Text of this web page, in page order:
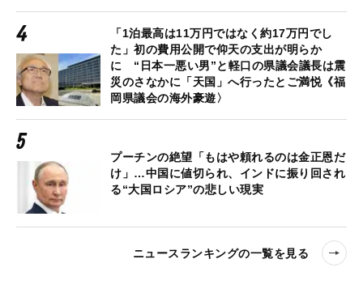
「1泊最高は11万円ではなく約17万円でし
た」初の費用公開で仰天の支出が明らか
に “日本一悪い男”と軽口の県議会議長は震
災のさなかに「天国」へ行ったとご満悦《福
岡県議会の海外豪遊〉
プーチンの絶望「もはや頼れるのは金正恩だ
け」…中国に値切られ、インドに振り回され
る“大国ロシア”の悲しい現実
ニュースランキングの一覧を見る